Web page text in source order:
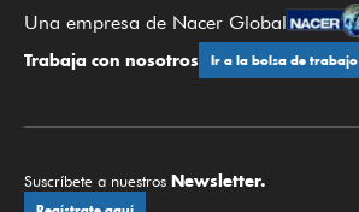
Una empresa de Nacer Global
Trabaja con nosotros Ir a la bolsa de trabajo
Suscríbete a nuestros Newsletter.